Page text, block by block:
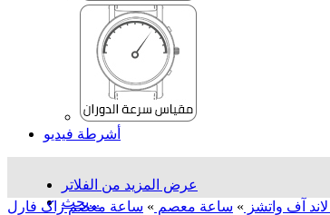
أشرطة فيديو
عرض المزيد من الفلاتر
بحث...
لاند آف واتشز » ساعة معصم »